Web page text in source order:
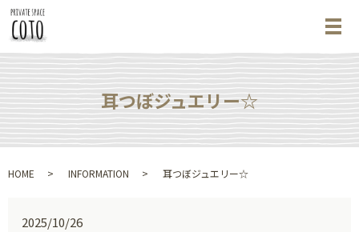
メ
耳つぼジュエリー☆
HOME INFORMATION 耳つぼジュエリー☆
2025/10/26